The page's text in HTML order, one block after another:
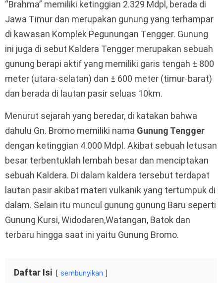
“Brahma” memiliki ketinggian 2.329 Mdpl, berada di
Jawa Timur dan merupakan gunung yang terhampar
di kawasan Komplek Pegunungan Tengger. Gunung
ini juga di sebut Kaldera Tengger merupakan sebuah
gunung berapi aktif yang memiliki garis tengah ± 800
meter (utara-selatan) dan ± 600 meter (timur-barat)
dan berada di lautan pasir seluas 10km.
Menurut sejarah yang beredar, di katakan bahwa
dahulu Gn. Bromo memiliki nama Gunung Tengger
dengan ketinggian 4.000 Mdpl. Akibat sebuah letusan
besar terbentuklah lembah besar dan menciptakan
sebuah Kaldera. Di dalam kaldera tersebut terdapat
lautan pasir akibat materi vulkanik yang tertumpuk di
dalam. Selain itu muncul gunung gunung Baru seperti
Gunung Kursi, Widodaren,Watangan, Batok dan
terbaru hingga saat ini yaitu Gunung Bromo.
Daftar Isi sembunyikan